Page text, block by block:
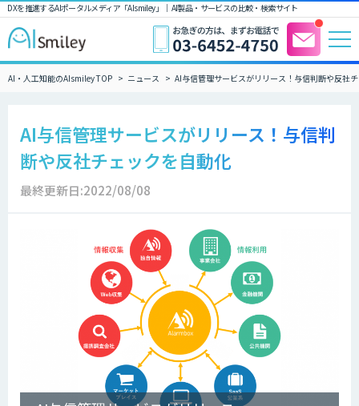
DXを推進するAIポータルメディア「AIsmiley」｜ AI製品・サービスの比較・検索サイト
AI・人工知能のAIsmiley TOP ニュース AI与信管理サービスがリリース！与信判断や反社
AI与信管理サービスがリリース！与信判
断や反社チェックを自動化
最終更新日:2022/08/08